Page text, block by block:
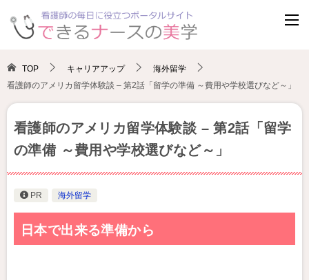
TOP キャリアアップ
海外留学
看護師のアメリカ留学体験談 – 第2話「留学の準備 ～費用や学校選びなど～」
看護師のアメリカ留学体験談 – 第2話「留学
の準備 ～費用や学校選びなど～」
PR 海外留学
日本で出来る準備から